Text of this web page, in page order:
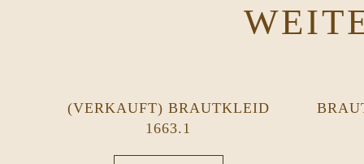
(VERKAUFT) BRAUTKLEID
1663.1